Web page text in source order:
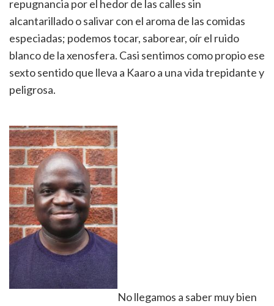
repugnancia por el hedor de las calles sin
alcantarillado o salivar con el aroma de las comidas
especiadas; podemos tocar, saborear, oír el ruido
blanco de la xenosfera. Casi sentimos como propio ese
sexto sentido que lleva a Kaaro a una vida trepidante y
peligrosa.
No llegamos a saber muy bien